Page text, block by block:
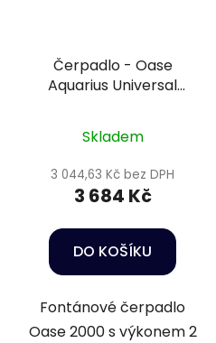
Čerpadlo - Oase
Aquarius Universal
Skladem
3 044,63 Kč bez DPH
3 684 Kč
DO KOŠÍKU
Fontánové čerpadlo
Oase 2000 s výkonem 2